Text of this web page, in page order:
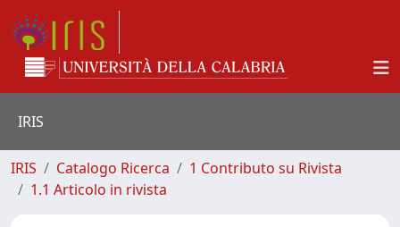
IRIS
IRIS Catalogo Ricerca
1 Contributo su Rivista
1.1 Articolo in rivista